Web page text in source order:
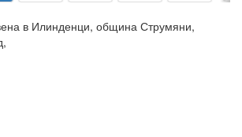
в Илинденци, община Струмяни,